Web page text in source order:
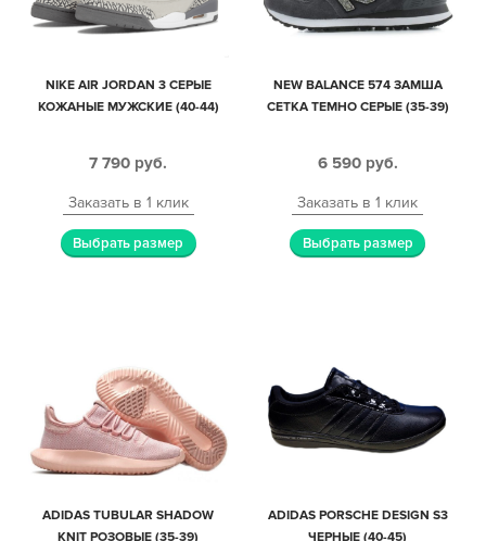
NIKE AIR JORDAN 3 СЕРЫЕ
КОЖАНЫЕ МУЖСКИЕ (40-44)
7 790 руб.
Заказать в 1 клик
Выбрать размер
NEW BALANCE 574 ЗАМША
СЕТКА ТЕМНО СЕРЫЕ (35-39)
6 590 руб.
Заказать в 1 клик
Выбрать размер
ADIDAS TUBULAR SHADOW
KNIT РОЗОВЫЕ (35-39)
ADIDAS PORSCHE DESIGN S3
ЧЕРНЫЕ (40-45)